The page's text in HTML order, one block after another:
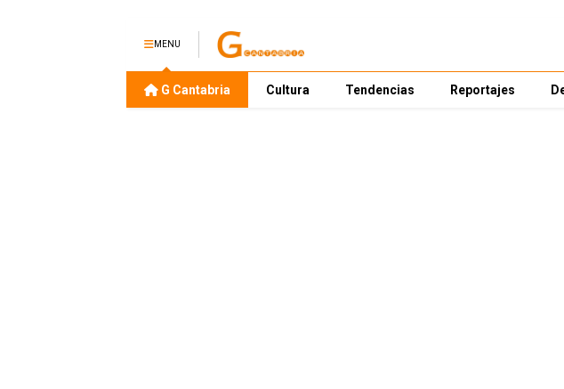
MENU
G Cantabria Cultura Tendencias Reportajes